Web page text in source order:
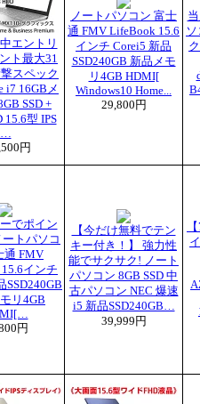
エントリ
ト最大31
スペック
i7 16GBメ
SSD +
15.6型 IPS
…
円
ノートパソコン 富士
通 FMV LifeBook 15.6
インチ Corei5 新品
SSD240GB 新品メモ
リ4GB HDMI[
Windows10 Home...
29,800円
でポイン
ートパソコ
通 FMV
インチ
SSD240GB
リ4GB
円
【今だけ無料でテン
キー付き！】 強力性
能でサクサク! ノート
パソコン 8GB SSD 中
古パソコン NEC 爆速
i5 新品SSD240GB…
39,999円